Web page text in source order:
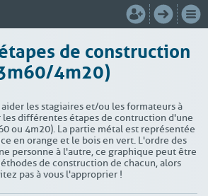
de construction
4m20)
les stagiaires et/ou les formateurs à
différentes étapes de contruction d'une
ou 4m20). La partie métal est représentée
en orange et le bois en vert. L'ordre des
personne à l'autre, ce graphique peut être
de construction de chacun, alors
pas à vous l'approprier !